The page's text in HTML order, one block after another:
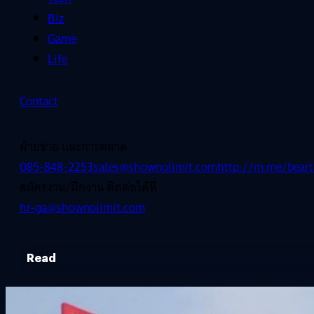
Biz
Game
Life
Contact
ฝ่ายขาย และการตลาด
085-848-2253sales@shownolimit.comhttp://m.me/
สมัครงาน/ฝึกงาน ติดต่อได้ที่
hr-ga@shownolimit.com
Read